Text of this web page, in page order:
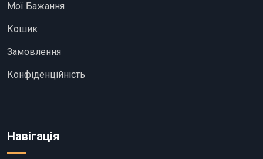
Мої Бажання
Кошик
Замовлення
Конфіденційність
Навігація